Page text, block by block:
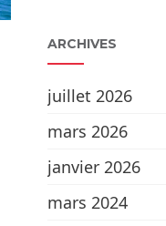
ARCHIVES
juillet 2026
mars 2026
janvier 2026
mars 2024